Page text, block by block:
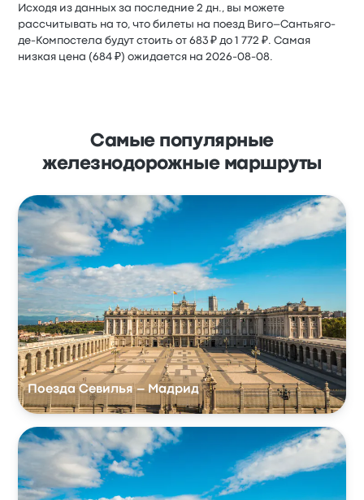
Исходя из данных за последние 2 дн., вы можете
рассчитывать на то, что билеты на поезд Виго–Сантьяго-
де-Компостела будут стоить от 683 ₽ до 1 772 ₽. Самая
низкая цена (684 ₽) ожидается на 2026-08-08.
Самые популярные
железнодорожные маршруты
Поезда Севилья – Мадрид